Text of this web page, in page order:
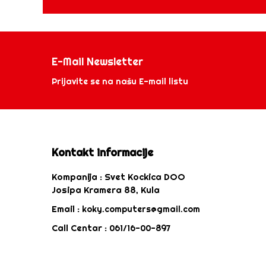
E-Mail Newsletter
Prijavite se na našu E-mail listu
Kontakt informacije
Kompanija : Svet Kockica DOO
Josipa Kramera 88, Kula
Email : koky.computers@gmail.com
Call Centar : 061/16-00-897